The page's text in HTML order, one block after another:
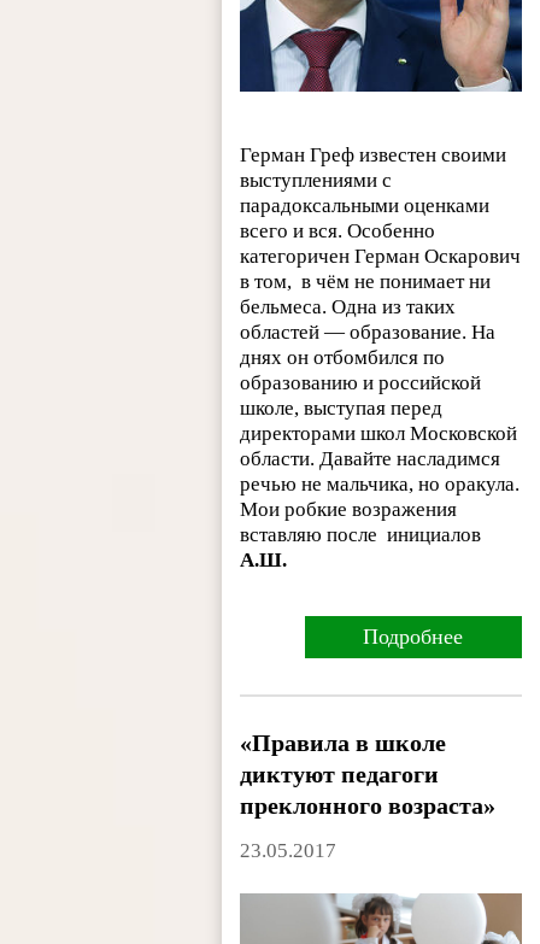
Герман Греф известен своими
выступлениями с
парадоксальными оценками
всего и вся. Особенно
категоричен Герман Оскарович
в том, в чём не понимает ни
бельмеса. Одна из таких
областей — образование. На
днях он отбомбился по
образованию и российской
школе, выступая перед
директорами школ Московской
области. Давайте насладимся
речью не мальчика, но оракула.
Мои робкие возражения
вставляю после инициалов
А.Ш.
Подробнее
«Правила в школе
диктуют педагоги
преклонного возраста»
23.05.2017